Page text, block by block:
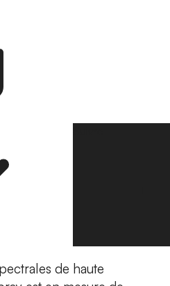
de haute